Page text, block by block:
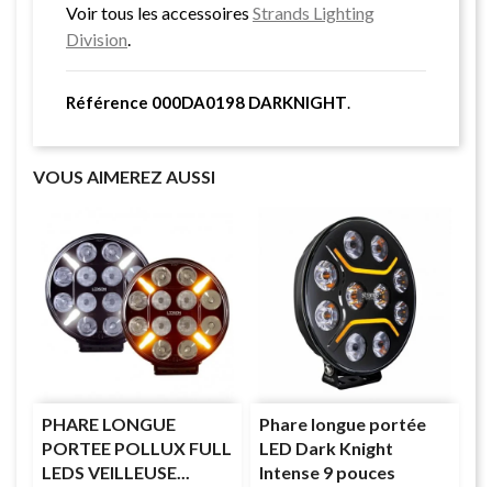
Voir tous les accessoires Strands Lighting
Division.
Référence 000DA0198 DARKNIGHT.
VOUS AIMEREZ AUSSI
PHARE LONGUE
PORTEE POLLUX FULL
LEDS VEILLEUSE...
Phare longue portée
LED Dark Knight
Intense 9 pouces